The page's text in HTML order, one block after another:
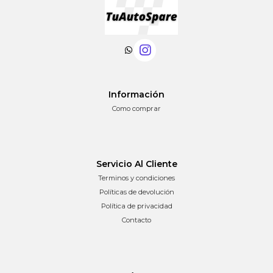
Información
Como comprar
Servicio Al Cliente
Terminos y condiciones
Políticas de devolución
Política de privacidad
Contacto